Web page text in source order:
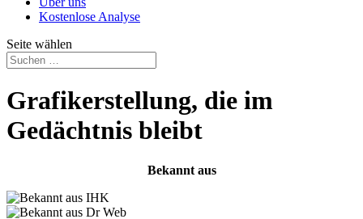
Kostenlose Analyse
Seite wählen
Grafikerstellung, die im
Gedächtnis bleibt
Bekannt aus